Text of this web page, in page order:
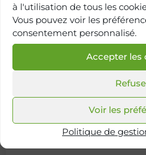
à l'utilisation de tous les
Vous pouvez voir les
consentement personnalisé.
Accepter les
Voir les
Politique de
Retour à
l'annuaire